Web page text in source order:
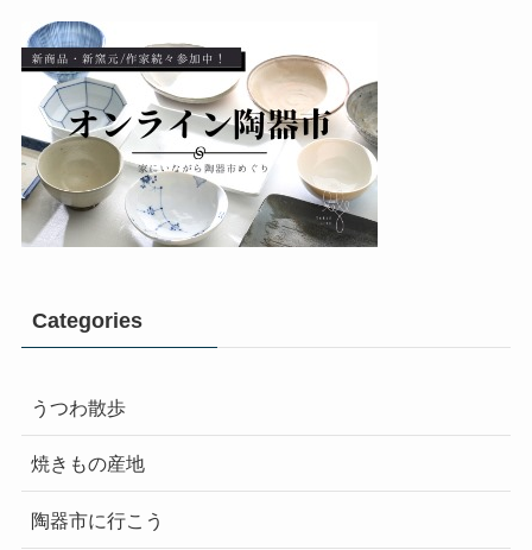
Categories
うつわ散歩
焼きもの産地
陶器市に行こう